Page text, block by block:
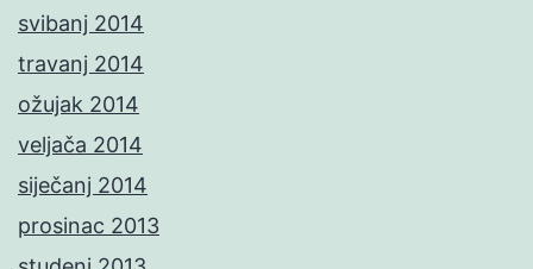
svibanj 2014
travanj 2014
ožujak 2014
veljača 2014
siječanj 2014
prosinac 2013